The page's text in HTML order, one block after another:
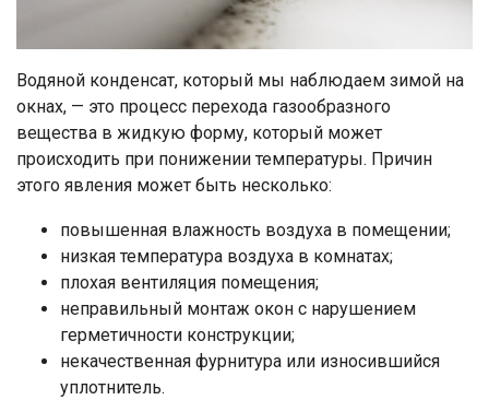
Водяной конденсат, который мы наблюдаем зимой на
окнах, — это процесс перехода газообразного
вещества в жидкую форму, который может
происходить при понижении температуры. Причин
этого явления может быть несколько:
повышенная влажность воздуха в помещении;
низкая температура воздуха в комнатах;
плохая вентиляция помещения;
неправильный монтаж окон с нарушением
герметичности конструкции;
некачественная фурнитура или износившийся
уплотнитель.